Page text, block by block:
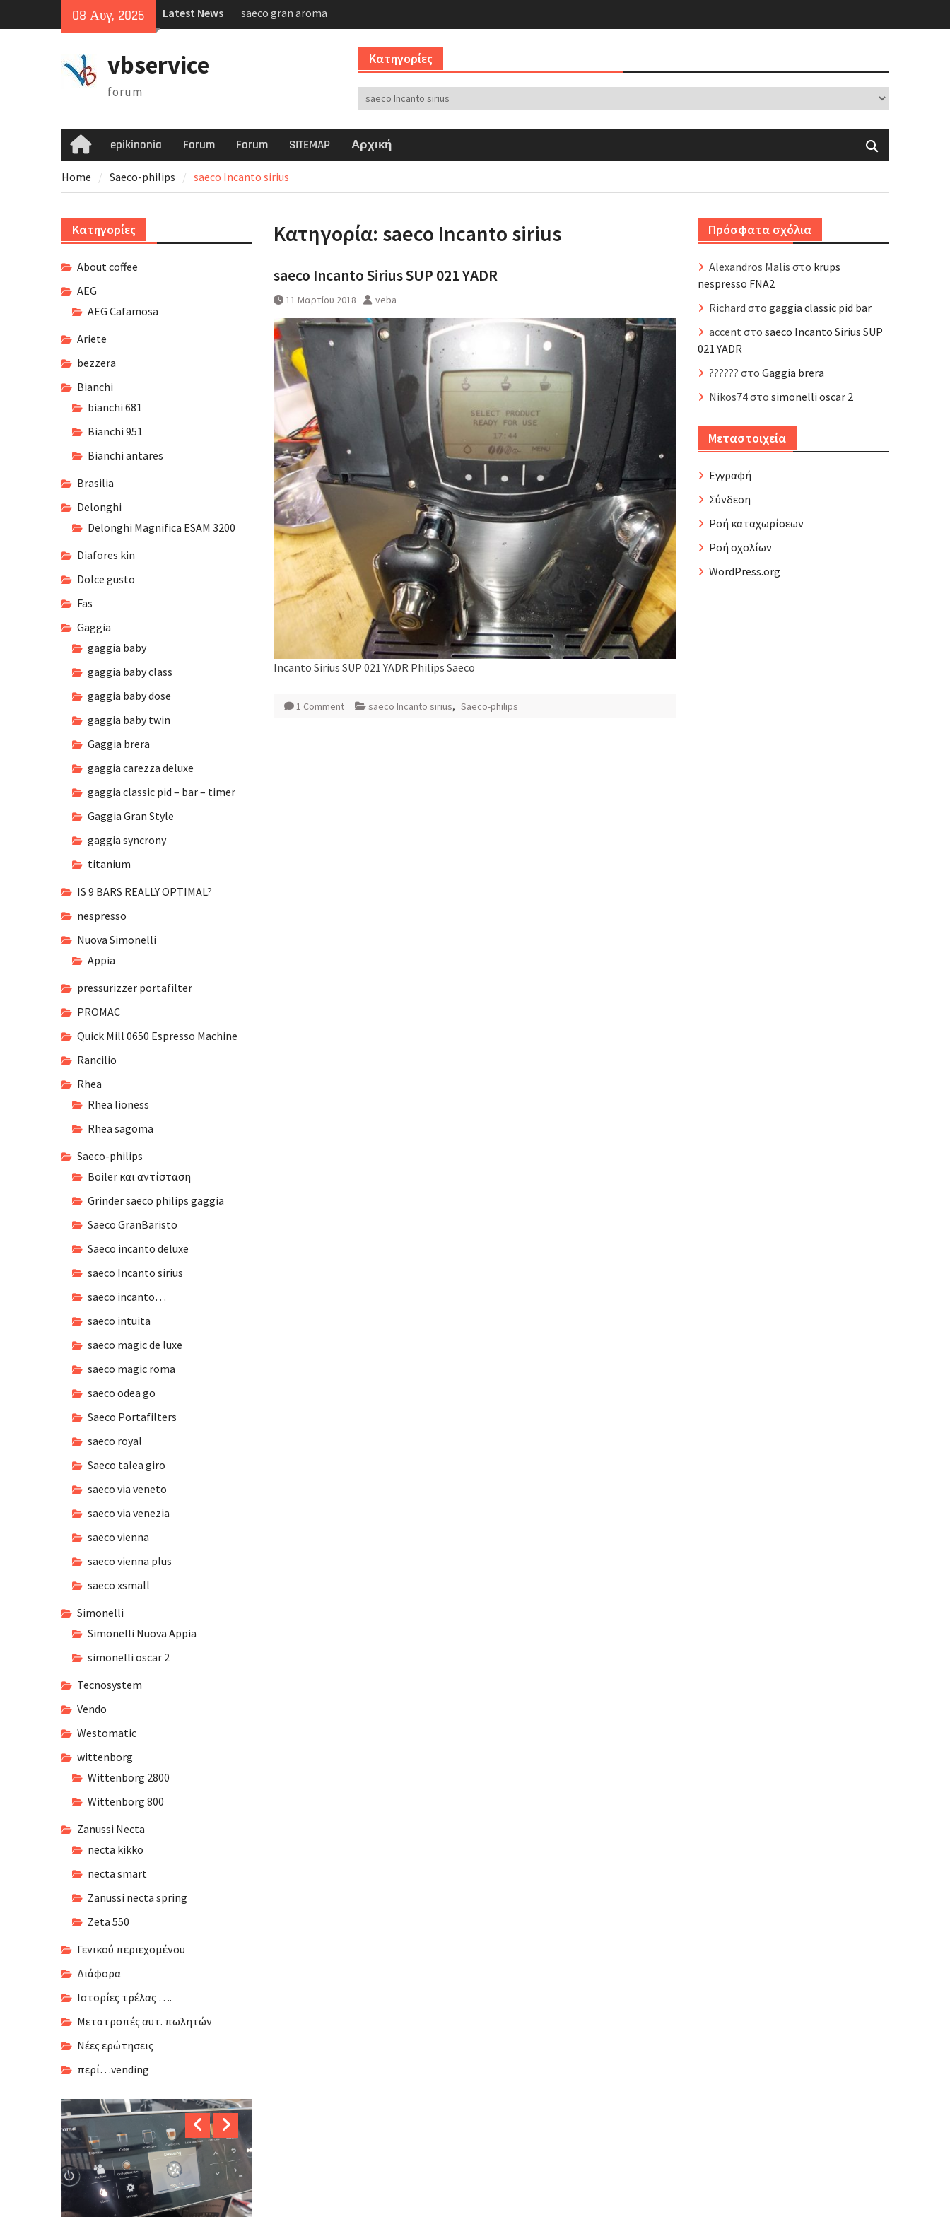
08 Αυγ, 2026 Latest News
saeco gran aroma
gaggia classic bar έλεγχος αντλίας
vbservice
forum
Kατηγορίες
Kατηγορίες
Homeepikinonia Forum Forum SITEMAP Αρχική
Home Saeco-philips saeco Incanto sirius
Κατηγορία: saeco Incanto sirius
saeco Incanto Sirius SUP 021 YADR
11 Μαρτίου 2018 veba
Incanto Sirius SUP 021 YADR Philips Saeco
1 Comment saeco Incanto sirius, Saeco-philips
Πρόσφατα σχόλια
Alexandros Malis στο krups
nespresso FNA2
Richard στο gaggia classic pid bar
accent στο saeco Incanto Sirius SUP
021 YADR
?????? στο Gaggia brera
Nikos74στο simonelli oscar 2
Μεταστοιχεία
Εγγραφή
Σύνδεση
Ροή καταχωρίσεων
Ροή σχολίων
WordPress.org
Kατηγορίες
About coffee
AEG
AEG Cafamosa
Ariete
bezzera
Bianchi
bianchi 681
Bianchi 951
Bianchi antares
Brasilia
Delonghi
Delonghi Magnifica ESAM 3200
Diafores kin
Dolce gusto
Fas
Gaggia
gaggia baby
gaggia baby class
gaggia baby dose
gaggia baby twin
Gaggia brera
gaggia carezza deluxe
gaggia classic pid – bar – timer
Gaggia Gran Style
gaggia syncrony
titanium
IS 9 BARS REALLY OPTIMAL?
nespresso
Nuova Simonelli
Appia
pressurizzer portafilter
PROMAC
Quick Mill 0650 Espresso Machine
Rancilio
Rhea
Rhea lioness
Rhea sagoma
Saeco-philips
Boiler και αντίσταση
Grinder saeco philips gaggia
Saeco GranBaristo
Saeco incanto deluxe
saeco Incanto sirius
saeco incanto…
saeco intuita
saeco magic de luxe
saeco magic roma
saeco odea go
Saeco Portafilters
saeco royal
Saeco talea giro
saeco via veneto
saeco via venezia
saeco vienna
saeco vienna plus
saeco xsmall
Simonelli
Simonelli Nuova Appia
simonelli oscar 2
Tecnosystem
Vendo
Westomatic
wittenborg
Wittenborg 2800
Wittenborg 800
Zanussi Necta
necta kikko
necta smart
Zanussi necta spring
Zeta 550
Γενικού περιεχομένου
Διάφορα
Ιστορίες τρέλας ….
Μετατροπές αυτ. πωλητών
Νέες ερώτησεις
περί…vending